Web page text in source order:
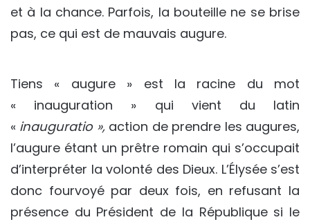
et à la chance. Parfois, la bouteille ne se brise
pas, ce qui est de mauvais augure.
Tiens « augure » est la racine du mot
« inauguration » qui vient du latin
« inauguratio », action de prendre les augures,
l’augure étant un prêtre romain qui s’occupait
d’interpréter la volonté des Dieux. L’Élysée s’est
donc fourvoyé par deux fois, en refusant la
présence du Président de la République si le